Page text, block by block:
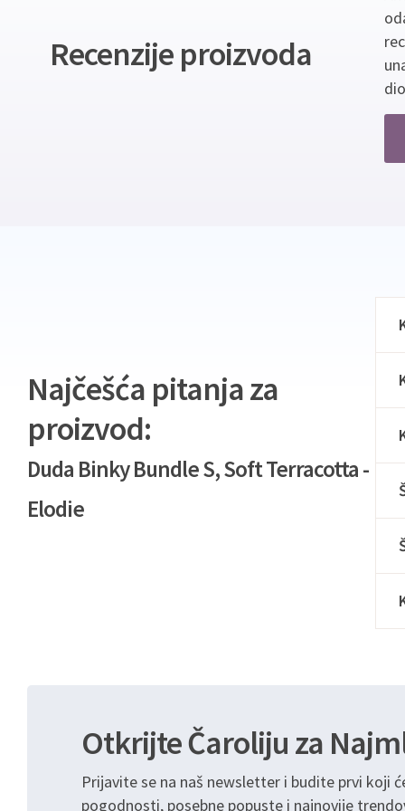
Recenzije proizvoda
Najčešća pitanja za
proizvod:
Duda Binky Bundle S, Soft Terracotta -
Elodie
Otkrijte Čaroliju za
Prijavite se na naš newsletter i budite prvi koji
pogodnosti, posebne popuste i najnovije